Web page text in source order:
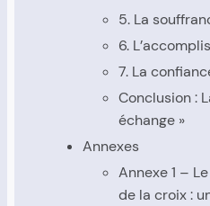
5. La
6.
7. La
Conclu­sion :
échange »
Annexes
Annexe 1 –
de la croix :